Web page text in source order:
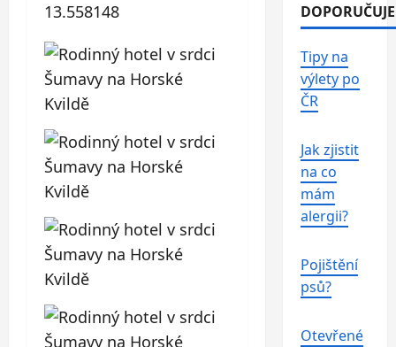
13.558148
Tipy na
výlety po
ČR
Jak zjistit
na co
mám
alergii?
Pojištění
psů?
Otevřené